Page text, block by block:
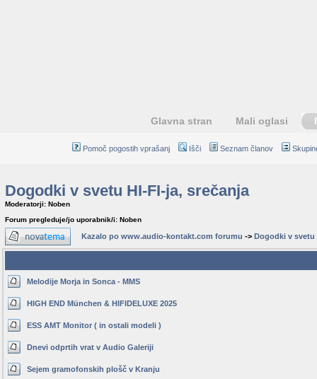
Glavna stran Mali oglasi
Pomoč pogostih vprašanj Išči Seznam članov
Dogodki v svetu HI-FI-ja, srečanja
Moderatorji: Noben
Forum pregleduje/jo uporabnik/i: Noben
Kazalo po www.audio-kontakt.com forumu -> Dogodki v svetu
Melodije Morja in Sonca - MMS
HIGH END München & HIFIDELUXE 2025
ESS AMT Monitor ( in ostali modeli )
Dnevi odprtih vrat v Audio Galeriji
Sejem gramofonskih plošč v Kranju